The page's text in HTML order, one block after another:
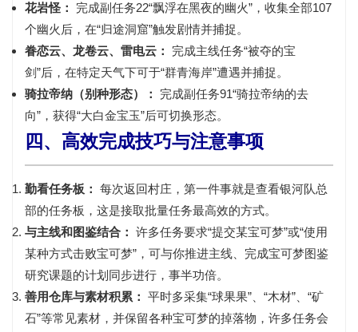
花岩怪： 完成副任务22“飘浮在黑夜的幽火” ，收集全部107
个幽火后，在“归途洞窟”触发剧情并捕捉。
眷恋云、龙卷云、雷电云：
完成主线任务“被夺的宝
剑”后，在特定天气下可于“群青海岸”遭遇并捕捉。
骑拉帝纳（别种形态）：
完成副任务91“骑拉帝纳的去
向” ，获得“大白金宝玉”后可切换形态。
四、高效完成技巧与注意事项
勤看任务板： 每次返回村庄，第一件事就是查看银河队总
部的任务板 ，这是接取批量任务最高效的方式。
与主线和图鉴结合： 许多任务要求“提交某宝可梦”或“使用
某种方式击败宝可梦”，可与你推进主线、完成宝可梦图鉴
研究课题的计划同步进行，事半功倍。
善用仓库与素材积累： 平时多采集“球果果”、“木材”、“矿
石”等常见素材，并保留各种宝可梦的掉落物，许多任务会